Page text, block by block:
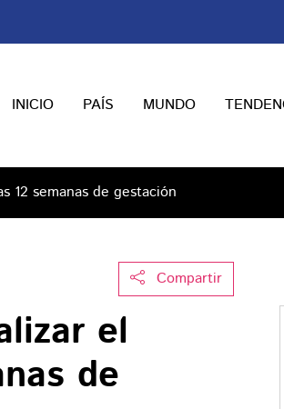
INICIO PAÍS MUNDO
12 semanas de gestación
Compartir
el
de